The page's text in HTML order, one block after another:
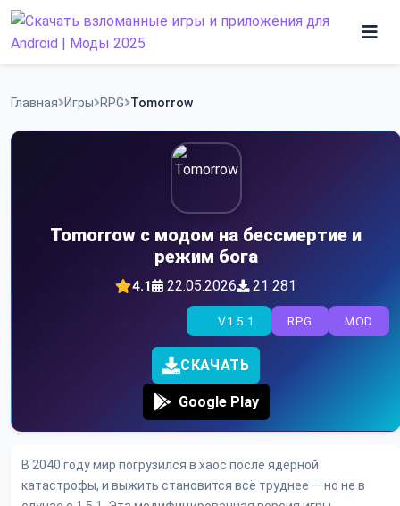
Skip
Программы
Главная Игры RPG Tomorrow
Tomorrow с модом на бессмертие и
режим бога
4.1 22.05.2026 21 281
MOD
RPG
V1.5.1
СКАЧАТЬ
Google Play
В 2040 году мир погрузился в хаос после ядерной
катастрофы, и выжить становится всё труднее — но не в